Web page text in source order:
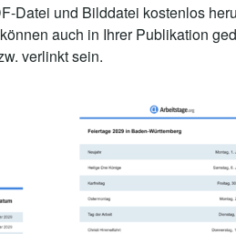
Datei und Bilddatei kostenlos
auch in Ihrer Publikation
verlinkt sein.